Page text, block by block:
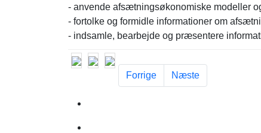
- anvende afsætningsøkonomiske modeller
- fortolke og formidle informationer om
- indsamle, bearbejde og præsentere
Forrige artikel: Botschafter
Forrige Næste artikel:
Næste